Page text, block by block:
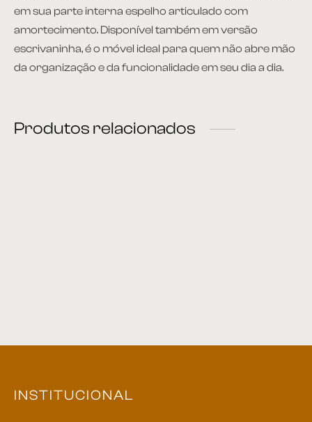
em sua parte interna espelho articulado com
amortecimento. Disponível também em versão
escrivaninha, é o móvel ideal para quem não abre mão
da organização e da funcionalidade em seu dia a dia.
Produtos relacionados
INSTITUCIONAL